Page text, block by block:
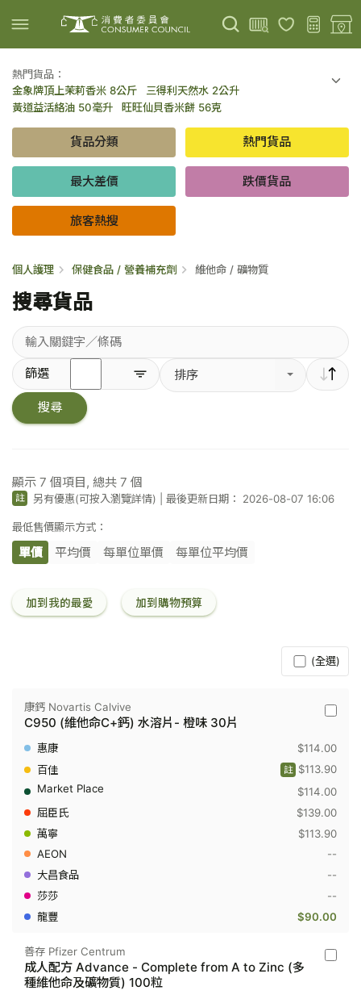
上載圖片 掃描條碼
熱門貨品：
金象牌頂上茉莉香米 8公斤
三得利天然水 2公升
黃道益活絡油 50毫升
旺旺仙貝香米餅 56克
百勝廚新加坡叻沙拉麵 144克
倍樂醇乳酪飲品 - 藍莓 65毫升 x 6
金象牌頂上茉莉香米 5公斤
低鹽/無鹽/低糖/無糖食品
貨品分類 熱門貨品
最大差價 跌價貨品
旅客熱搜
個人護理 保健食品 / 營養補充劑 維他命 / 礦物質
搜尋貨品
輸
入
關
鍵
字
篩選 排序
搜尋
顯示7 個項目, 總共7 個
註 另有優惠(可按入瀏覽詳情) |最後更新日期： 2026-08-07 16:06
最低售價顯示方式：
單價 平均價 每單位單價 每單位平均價
加到我的最愛 加到購物預算
(全選)
康
Calvive
-
(維
他
命
C+鈣)
溶
味
片
康鈣 Novartis Calvive
C950 (維他命C+鈣) 水溶片- 橙味 30片
$114.00
$113.90
註
$114.00
$139.00
$113.90
--
--
--
$90.00
善
善存 Pfizer Centrum
成人配方 Advance - Complete from A to Zinc (多
種維他命及礦物質) 100粒